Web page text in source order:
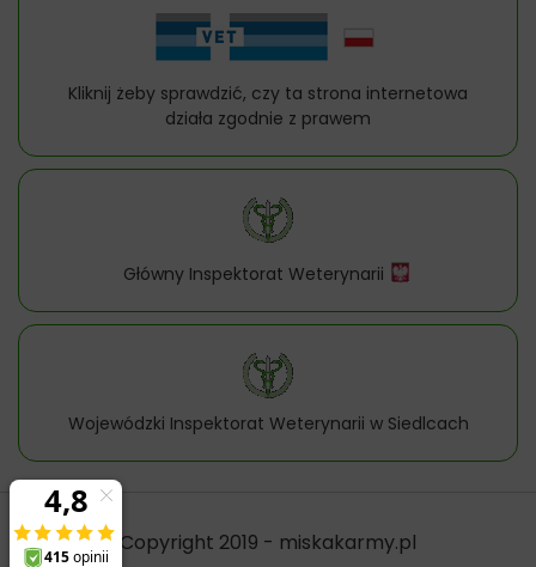
Kliknij żeby sprawdzić, czy ta strona internetowa
działa zgodnie z prawem
Główny Inspektorat Weterynarii
Wojewódzki Inspektorat Weterynarii w Siedlcach
Copyright 2019 - miskakarmy.pl